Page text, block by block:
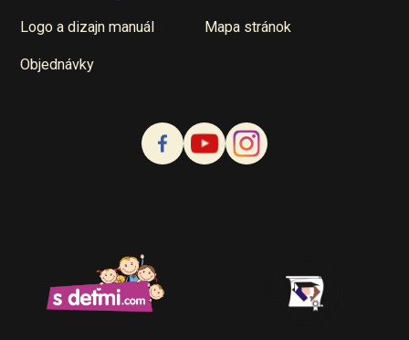
Logo a dizajn manuál Mapa stránok
Objednávky